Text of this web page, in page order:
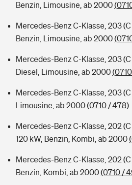
Benzin, Limousine, ab 2000
Mercedes-Benz C-Klasse, 203 (C
Benzin, Limousine, ab 2000
Mercedes-Benz C-Klasse, 203 (C
Diesel, Limousine, ab 2000
Mercedes-Benz C-Klasse, 203 (C
Limousine, ab 2000(0710 / 478)
Mercedes-Benz C-Klasse, 202 (C
120 kW, Benzin, Kombi, ab 2000
Mercedes-Benz C-Klasse, 202 (C
Benzin, Kombi, ab 2000(0710 /